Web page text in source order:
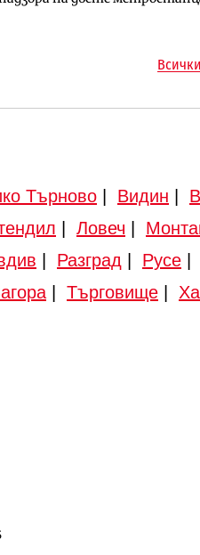
Търново Видин
Ловеч
Разград Русе
Търговище